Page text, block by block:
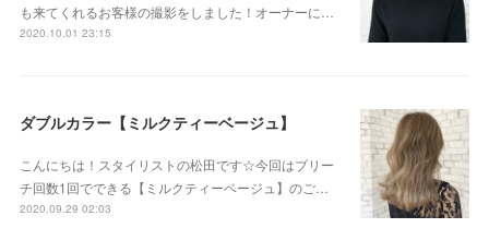
も来てくれるお客様の撮影をしました！オーナーに…
2020.10.01 23:15
ダブルカラー【ミルクティーベージュ】
こんにちは！スタイリストの松田です☆今回はブリー
チ回数1回でできる【ミルクティーベージュ】のご…
2020.09.29 02:03